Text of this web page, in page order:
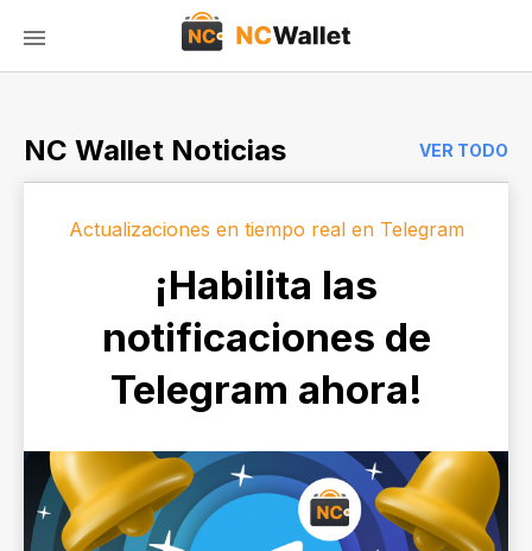
NC Wallet Noticias VER TODO
Actualizaciones en tiempo real en Telegram
¡Habilita las
notificaciones de
Telegram ahora!